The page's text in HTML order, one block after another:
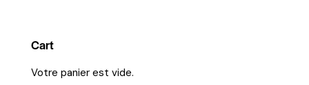
Cart
Votre panier est vide.